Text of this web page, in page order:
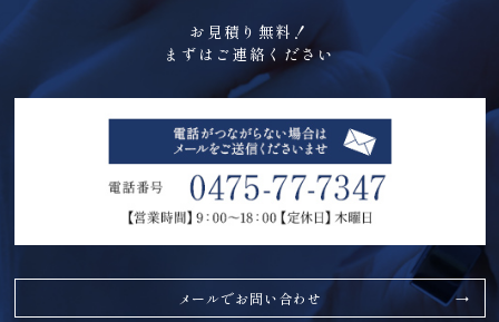
お見積り無料！
まずはご連絡ください
メールでお問い合わせ